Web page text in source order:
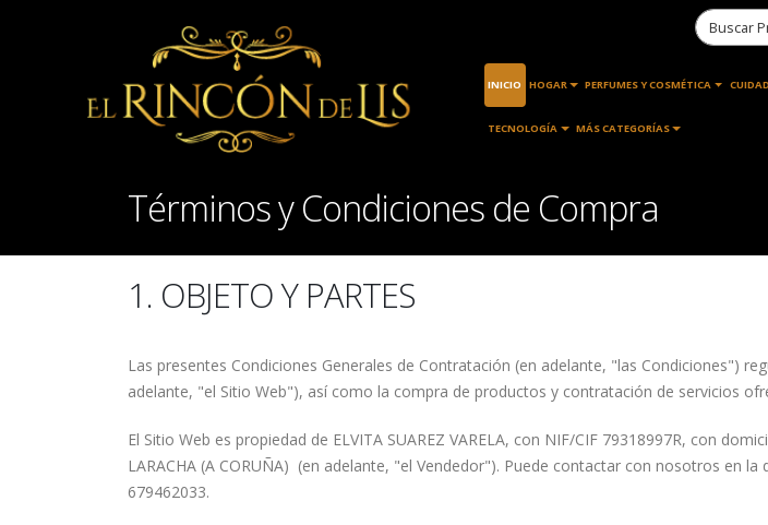
INICIO HOGAR PERFUMES Y COSMÉTICA
TECNOLOGÍA MÁS CATEGORÍAS
Términos y Condiciones de Compra
1. OBJETO Y PARTES
Las presentes Condiciones Generales de Contratación (en adelante, "las Condiciones")
adelante, "el Sitio Web"), así como la compra de productos y contratación de servicios
El Sitio Web es propiedad de ELVITA SUAREZ VARELA, con NIF/CIF 79318997R, con
LARACHA (A CORUÑA) (en adelante, "el Vendedor"). Puede contactar con nosotros en
679462033.